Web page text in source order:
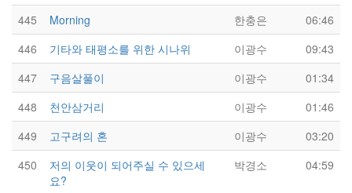
445
Morning 한충은
06:46
446
기타와 태평소를 위한 시나위 이광수
09:43
447
구음살풀이 이광수
01:34
448
천안삼거리 이광수
01:46
449
고구려의 혼 이광수
03:20
450
저의 이웃이 되어주실 수 있으세
요?
박경소 04:59